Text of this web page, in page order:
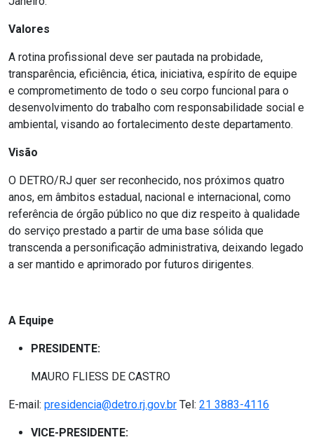
Valores
A rotina profissional deve ser pautada na probidade,
transparência, eficiência, ética, iniciativa, espírito de equipe
e comprometimento de todo o seu corpo funcional para o
desenvolvimento do trabalho com responsabilidade social e
ambiental, visando ao fortalecimento deste departamento.
Visão
O DETRO/RJ quer ser reconhecido, nos próximos quatro
anos, em âmbitos estadual, nacional e internacional, como
referência de órgão público no que diz respeito à qualidade
do serviço prestado a partir de uma base sólida que
transcenda a personificação administrativa, deixando legado
a ser mantido e aprimorado por futuros dirigentes.
A Equipe
PRESIDENTE:
MAURO FLIESS DE CASTRO
E-mail: presidencia@detro.rj.gov.br Tel: 21 3883-4116
VICE-PRESIDENTE: